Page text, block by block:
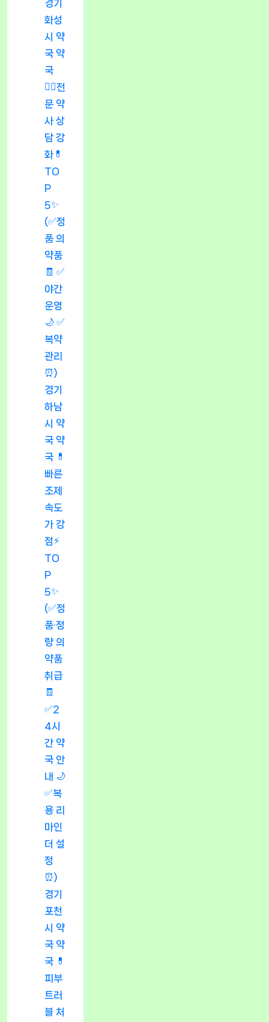
경기
화성
시 약
국 약
국
👨‍⚕️전
문 약
사 상
담 강
화💊
TO
P
5✨
(✅정
품 의
약품
🧾 ✅
야간
운영
🌙 ✅
복약
관리
⏰)
경기
하남
시 약
국 약
국 💊
빠른
조제
속도
가 강
점⚡
TO
P
5✨
(✅정
품·정
량 의
약품
취급
🧾
✅2
4시
간 약
국 안
내 🌙
✅복
용 리
마인
더 설
정
⏰)
경기
포천
시 약
국 약
국 💊
피부
트러
블 처